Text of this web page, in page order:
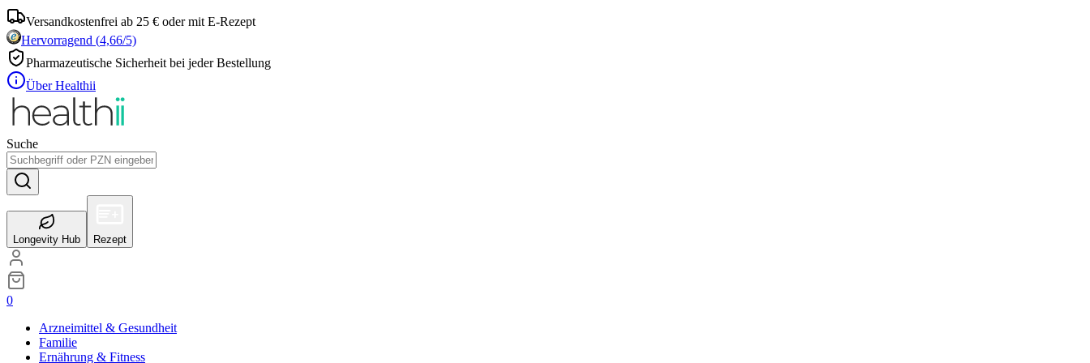
Versandkostenfrei ab 25 € oder mit E-Rezept
Hervorragend (4,66/5)
Pharmazeutische Sicherheit bei jeder Bestellung
Über Healthii
Suche
Longevity Hub Rezept
0
Arzneimittel & Gesundheit
Familie
Ernährung & Fitness